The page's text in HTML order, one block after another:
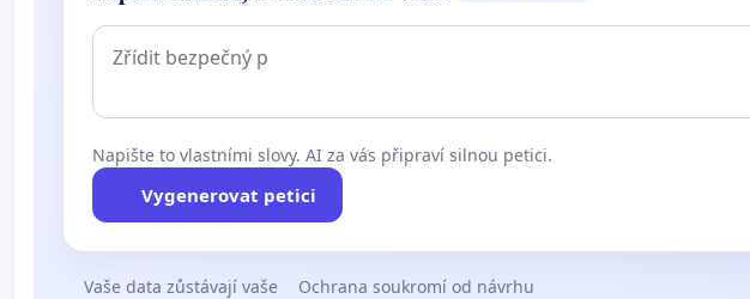
Napište to vlastními slovy. AI za vás připraví silnou petici.
Vygenerovat petici
Vaše data zůstávají vaše Ochrana soukromí od návrhu